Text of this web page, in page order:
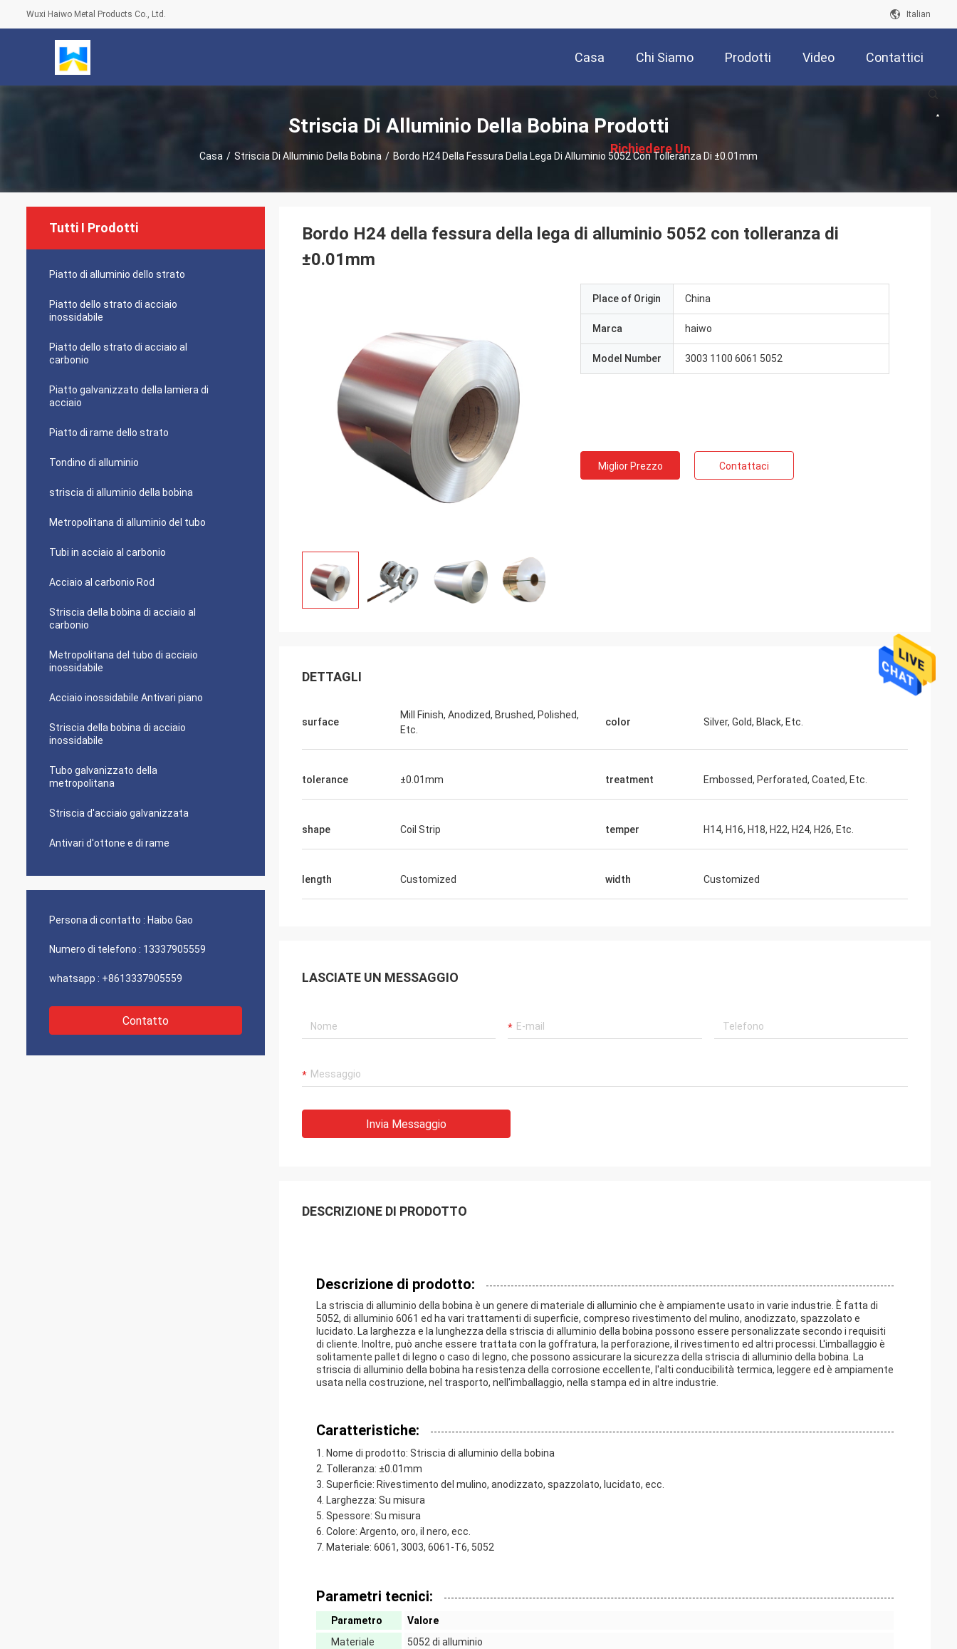
Wuxi Haiwo Metal Products Co., Ltd. Italian
Casa Chi Siamo Prodotti Video Contattici
述
Richiedere Un
Striscia Di Alluminio Della Bobina Prodotti
Casa / Striscia Di Alluminio Della Bobina / Bordo H24 Della Fessura Della Lega Di Alluminio 5052 Con Tolleranza Di ±0.01mm
Tutti I Prodotti
Piatto di alluminio dello strato
Piatto dello strato di acciaio
inossidabile
Piatto dello strato di acciaio al
carbonio
Piatto galvanizzato della lamiera di
acciaio
Piatto di rame dello strato
Tondino di alluminio
striscia di alluminio della bobina
Metropolitana di alluminio del tubo
Tubi in acciaio al carbonio
Acciaio al carbonio Rod
Striscia della bobina di acciaio al
carbonio
Metropolitana del tubo di acciaio
inossidabile
Acciaio inossidabile Antivari piano
Striscia della bobina di acciaio
inossidabile
Tubo galvanizzato della
metropolitana
Striscia d'acciaio galvanizzata
Antivari d'ottone e di rame
Persona di contatto : Haibo Gao
Numero di telefono : 13337905559
whatsapp : +8613337905559
Contatto
Bordo H24 della fessura della lega di alluminio 5052 con tolleranza di
±0.01mm
Place of Origin China
Marca haiwo
Model Number 3003 1100 6061 5052
Miglior Prezzo Contattaci
DETTAGLI
surface
Mill Finish, Anodized, Brushed, Polished,
Etc.
color Silver, Gold, Black, Etc.
tolerance ±0.01mm treatment Embossed, Perforated, Coated, Etc.
shape Coil Strip temper H14, H16, H18, H22, H24, H26, Etc.
length Customized width Customized
LASCIATE UN MESSAGGIO
Invia Messaggio
DESCRIZIONE DI PRODOTTO
Descrizione di prodotto:
La striscia di alluminio della bobina è un genere di materiale di alluminio che è ampiamente usato in varie industrie. È fatta di
5052, di alluminio 6061 ed ha vari trattamenti di superficie, compreso rivestimento del mulino, anodizzato, spazzolato e
lucidato. La larghezza e la lunghezza della striscia di alluminio della bobina possono essere personalizzate secondo i requisiti
di cliente. Inoltre, può anche essere trattata con la goffratura, la perforazione, il rivestimento ed altri processi. L'imballaggio è
solitamente pallet di legno o caso di legno, che possono assicurare la sicurezza della striscia di alluminio della bobina. La
striscia di alluminio della bobina ha resistenza della corrosione eccellente, l'alti conducibilità termica, leggere ed è ampiamente
usata nella costruzione, nel trasporto, nell'imballaggio, nella stampa ed in altre industrie.
Caratteristiche:
Nome di prodotto: Striscia di alluminio della bobina
Tolleranza: ±0.01mm
Superficie: Rivestimento del mulino, anodizzato, spazzolato, lucidato, ecc.
Larghezza: Su misura
Spessore: Su misura
Colore: Argento, oro, il nero, ecc.
Materiale: 6061, 3003, 6061-T6, 5052
Parametri tecnici:
Parametro
Valore
Materiale
5052 di alluminio